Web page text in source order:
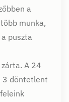
a
munka,
puszta
A 24
3 döntetlent